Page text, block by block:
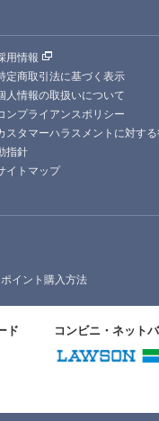
用情報
定商取引法に基づく表示
人情報の取扱いについて
ンプライアンスポリシー
スタマーハラスメントに対す
指針
イトマップ
ポイント購入方法
ド コンビニ・ネット